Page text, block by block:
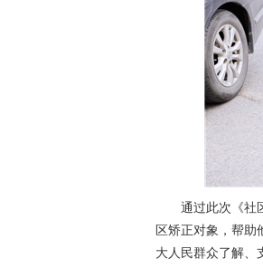
通过此次《社
区矫正对象，帮助
大人民群众了解、